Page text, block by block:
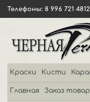
Телефоны: 8 996 721
Краски Кисти
Главная Заказ